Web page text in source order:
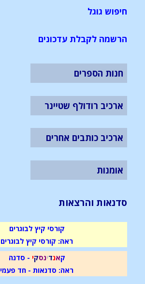
חיפוש גוגל
הרשמה לקבלת עדכונים
חנות הספרים
ארכיב רודולף שטיינר
ארכיב כותבים אחרים
אומנות
סדנאות והרצאות
קורסי קיץ לבוגרים
ראה: קורסי קיץ לבוגרים
קאנדינסקי - סדנה
ראה: סדנאות - חד פעמי